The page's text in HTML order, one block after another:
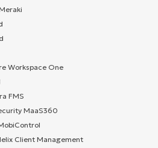
Workspace One
FMS
MaaS360
Client Management